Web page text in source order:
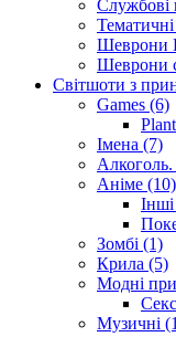
Службові
Шеврони
Шеврони
Світшоти з
Games (6)
Імена (7)
Аніме (10)
Зомбі (1)
Крила (5)
Модні
Секс
Музичні